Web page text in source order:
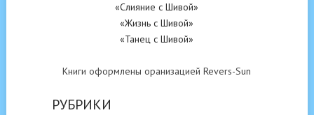
«Слияние с Шивой»
«Жизнь с Шивой»
«Танец с Шивой»
Книги оформлены оранизацией Revers-Sun
РУБРИКИ